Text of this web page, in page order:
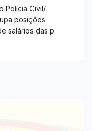
Polícia Civil/
posições
salários das p